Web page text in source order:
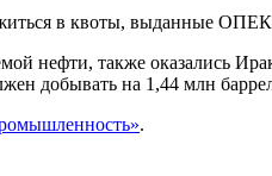
в квоты, выданные
нефти, также оказались
добывать на 1,44 млн
.